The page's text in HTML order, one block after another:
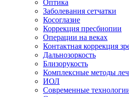
Оптика
Заболевания сетчатки
Косоглазие
Коррекция пресбиопии
Операции на веках
Контактная коррекция
Дальнозоркость
Близорукость
Комплексные методы
ИОЛ
Современные